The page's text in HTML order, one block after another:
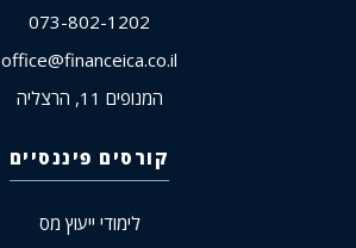
073-802-1202
office@financeica.co.il
המנופים 11, הרצליה
קורסים פיננסיים
לימודי ייעוץ מס